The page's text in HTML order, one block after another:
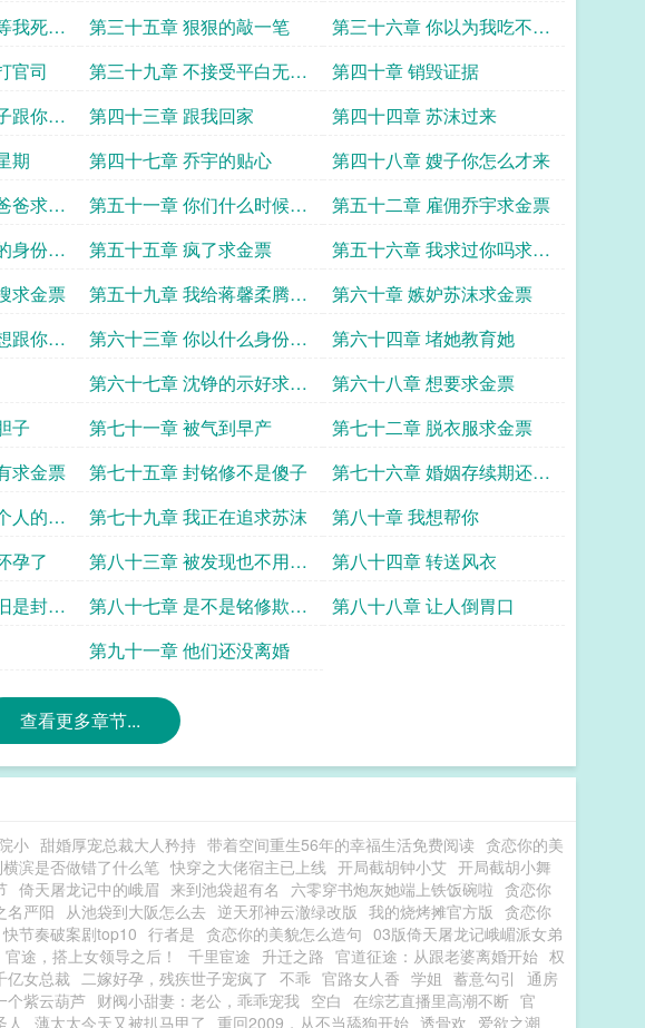
我死了
第三十五章 狠狠的敲一笔
第三十六章 你以为我吃不下
吗
官司
第三十九章 不接受平白无故
的污蔑
第四十章 销毁证据
跟你们
第四十三章 跟我回家
第四十四章 苏沫过来
期 第四十七章 乔宇的贴心
第四十八章 嫂子你怎么才来
爸求金
第五十一章 你们什么时候拿
离婚证
第五十二章 雇佣乔宇求金票
身份求
第五十五章 疯了求金票
第五十六章 我求过你吗求金
票
求金票
第五十九章 我给蒋馨柔腾位
置
第六十章 嫉妒苏沫求金票
跟你离
第六十三章 你以什么身份质
问我的婚姻
第六十四章 堵她教育她
第六十七章 沈铮的示好求金
票
第六十八章 想要求金票
子 第七十一章 被气到早产
第七十二章 脱衣服求金票
求金票 第七十五章 封铭修不是傻子
第七十六章 婚姻存续期还向
你求婚
人的关
第七十九章 我正在追求苏沫
第八十章 我想帮你
孕了
第八十三章 被发现也不用紧
张
第八十四章 转送风衣
是封家
第八十七章 是不是铭修欺负
你了
第八十八章 让人倒胃口
第九十一章 他们还没离婚
查看更多章节...
小 甜婚厚宠总裁大人矜持 带着空间重生56年的幸福生活免费阅读 贪恋你的美
滨是否做错了什么笔 快穿之大佬宿主已上线 开局截胡钟小艾 开局截胡小舞
倚天屠龙记中的峨眉 来到池袋超有名 六零穿书炮灰她端上铁饭碗啦 贪恋你
名严阳 从池袋到大阪怎么去 逆天邪神云澈绿改版 我的烧烤摊官方版 贪恋你
快节奏破案剧top10 行者是 贪恋你的美貌怎么造句 03版倚天屠龙记峨嵋派女弟
官途，搭上女领导之后！ 千里宦途 升迁之路 官道征途：从跟老婆离婚开始 权
亿女总裁 二嫁好孕，残疾世子宠疯了 不乖 官路女人香 学姐 蓄意勾引
通房
个紫云葫芦 财阀小甜妻：老公，乖乖宠我 空白 在综艺直播里高潮不断 官
人 薄太太今天又被扒马甲了 重回2009，从不当舔狗开始 透骨欢 爱欲之潮